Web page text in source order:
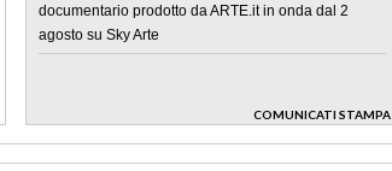
documentario prodotto da ARTE.it in onda dal 2
agosto su Sky Arte
COMUNICATI STAMPA
>